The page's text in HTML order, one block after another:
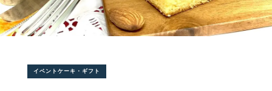
イベントケーキ・ギフト